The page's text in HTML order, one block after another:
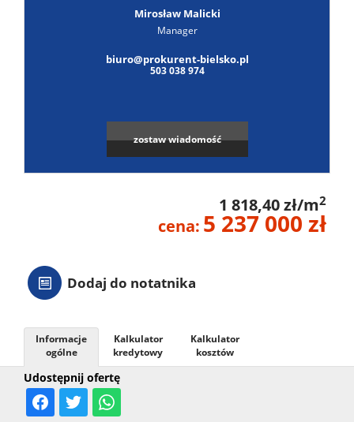
Mirosław Malicki
Manager
biuro@prokurent-bielsko.pl
503 038 974
zostaw wiadomość
1 818,40 zł/m2
cena: 5 237 000 zł
Dodaj do notatnika
Udostępnij ofertę
Informacje
ogólne
Kalkulator
kredytowy
Kalkulator
kosztów